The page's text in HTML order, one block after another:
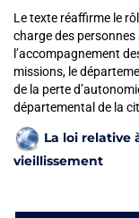
Le texte réaffirme le
charge des
l’accompagnement
missions, le
de la perte
départemental de la
La loi relative
vieillissement